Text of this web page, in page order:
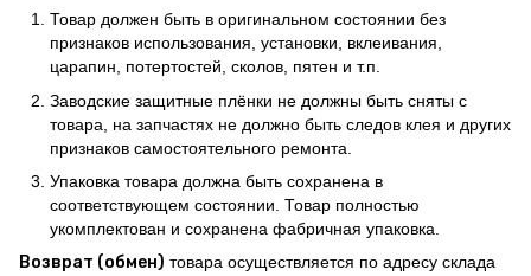
Товар должен быть в оригинальном состоянии без
признаков использования, установки, вклеивания,
царапин, потертостей, сколов, пятен и т.п.
Заводские защитные плёнки не должны быть сняты с
товара, на запчастях не должно быть следов клея и других
признаков самостоятельного ремонта.
Упаковка товара должна быть сохранена в
соответствующем состоянии. Товар полностью
укомплектован и сохранена фабричная упаковка.
Возврат (обмен) товара осуществляется по адресу склада